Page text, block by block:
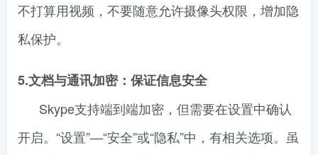
不打算用视频，不要随意允许摄像头权限，增加隐
私保护。
5.文档与通讯加密：保证信息安全
Skype支持端到端加密，但需要在设置中确认
开启。“设置”—“安全”或“隐私”中，有相关选项。虽